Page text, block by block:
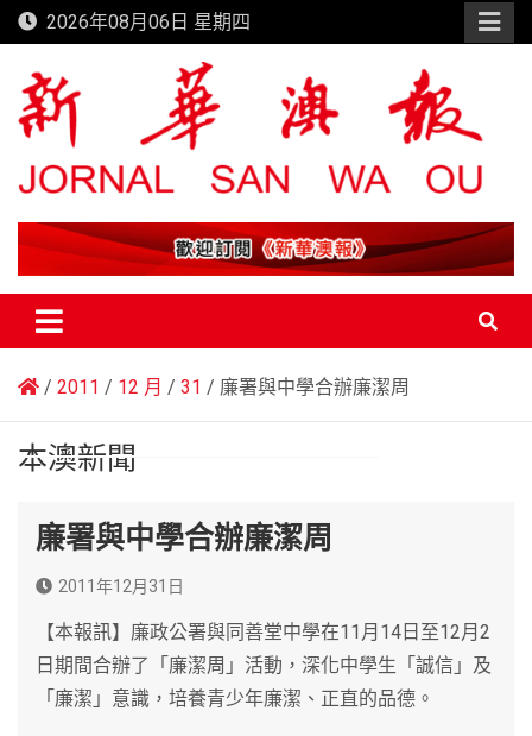
Skip
to
content
2026年08月06日 星期四
新華澳報
2011 12 月 31 廉署與中學合辦廉潔周
本澳新聞
廉署與中學合辦廉潔周
2011年12月31日
【本報訊】廉政公署與同善堂中學在11月14日至12月2
日期間合辦了「廉潔周」活動，深化中學生「誠信」及
「廉潔」意識，培養青少年廉潔、正直的品德。